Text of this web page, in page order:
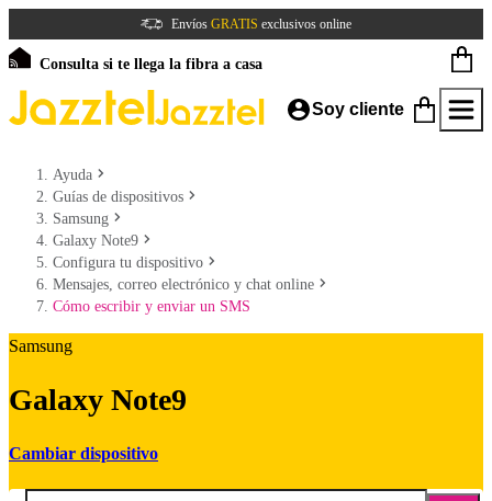
Envíos GRATIS exclusivos online
Consulta si te llega la fibra a casa
Soy cliente
Ayuda
Guías de dispositivos
Samsung
Galaxy Note9
Configura tu dispositivo
Mensajes, correo electrónico y chat online
Cómo escribir y enviar un SMS
Samsung
Galaxy Note9
Cambiar dispositivo